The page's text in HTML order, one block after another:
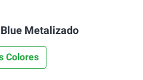
Metalizado
Colores